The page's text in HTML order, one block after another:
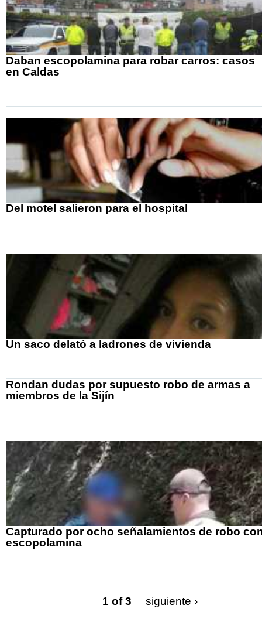
Daban escopolamina para robar carros: casos
en Caldas
Del motel salieron para el hospital
Un saco delató a ladrones de vivienda
Rondan dudas por supuesto robo de armas a
miembros de la Sijín
Capturado por ocho señalamientos de robo
escopolamina
1 of 3 siguiente ›